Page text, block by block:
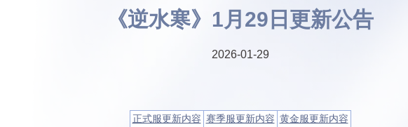
《逆水寒》1月29日更新公告
2026-01-29
正式服更新内容 赛季服更新内容 黄金服更新内容